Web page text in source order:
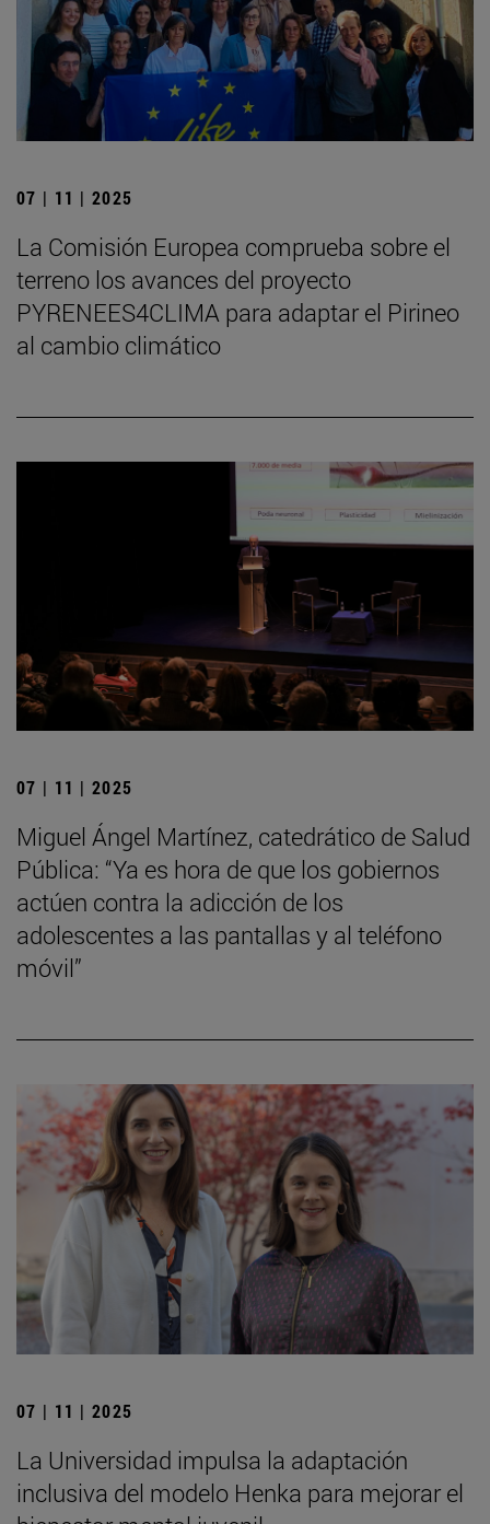
07 | 11 | 2025
La Comisión Europea comprueba sobre el
terreno los avances del proyecto
PYRENEES4CLIMA para adaptar el Pirineo
al cambio climático
07 | 11 | 2025
Miguel Ángel Martínez, catedrático de Salud
Pública: “Ya es hora de que los gobiernos
actúen contra la adicción de los
adolescentes a las pantallas y al teléfono
móvil”
07 | 11 | 2025
La Universidad impulsa la adaptación
inclusiva del modelo Henka para mejorar el